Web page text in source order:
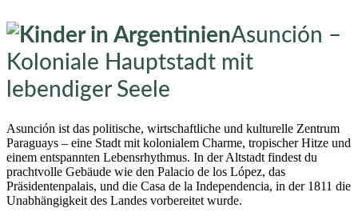
Asunción –
Koloniale Hauptstadt mit
lebendiger Seele
Asunción ist das politische, wirtschaftliche und kulturelle Zentrum
Paraguays – eine Stadt mit kolonialem Charme, tropischer Hitze und
einem entspannten Lebensrhythmus. In der Altstadt findest du
prachtvolle Gebäude wie den Palacio de los López, das
Präsidentenpalais, und die Casa de la Independencia, in der 1811 die
Unabhängigkeit des Landes vorbereitet wurde.